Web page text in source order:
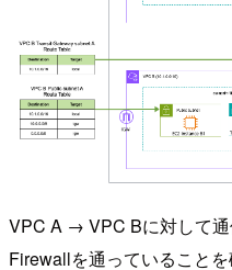
VPC A → VPC Bに対して
Firewallを通っていることを